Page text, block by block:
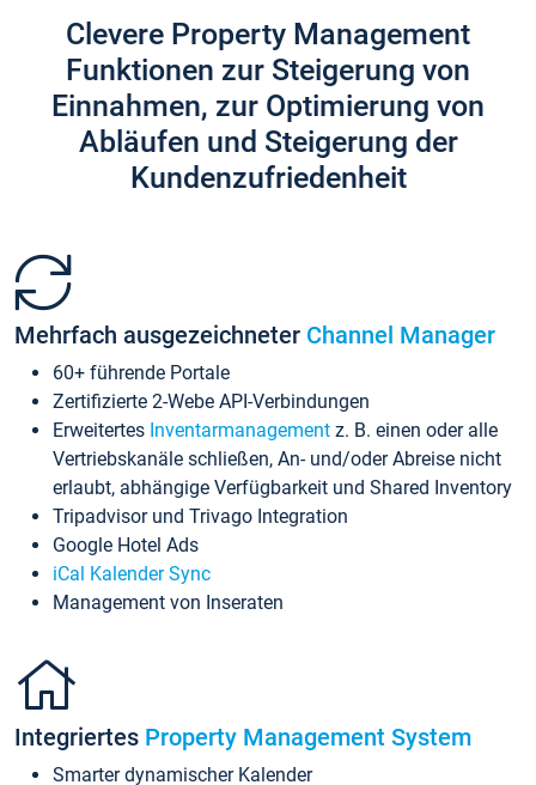
Clevere Property Management
Funktionen zur Steigerung von
Einnahmen, zur Optimierung von
Abläufen und Steigerung der
Kundenzufriedenheit
Mehrfach ausgezeichneter Channel Manager
60+ führende Portale
Zertifizierte 2-Webe API-Verbindungen
Erweitertes Inventarmanagement z. B. einen oder alle
Vertriebskanäle schließen, An- und/oder Abreise nicht
erlaubt, abhängige Verfügbarkeit und Shared Inventory
Tripadvisor und Trivago Integration
Google Hotel Ads
iCal Kalender Sync
Management von Inseraten
Integriertes Property Management System
Smarter dynamischer Kalender